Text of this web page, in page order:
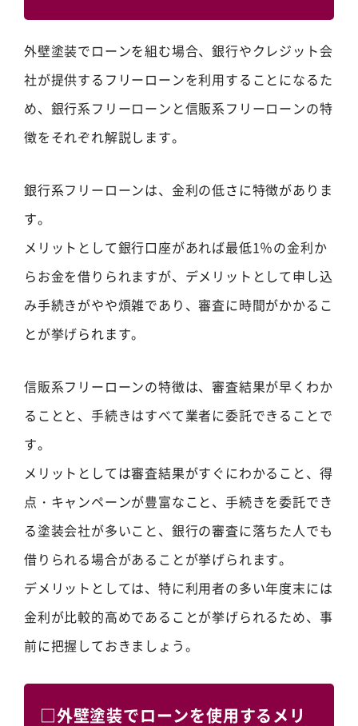
外壁塗装でローンを組む場合、銀行やクレジット会
社が提供するフリーローンを利用することになるた
め、銀行系フリーローンと信販系フリーローンの特
徴をそれぞれ解説します。
銀行系フリーローンは、金利の低さに特徴がありま
す。
メリットとして銀行口座があれば最低1％の金利か
らお金を借りられますが、デメリットとして申し込
み手続きがやや煩雑であり、審査に時間がかかるこ
とが挙げられます。
信販系フリーローンの特徴は、審査結果が早くわか
ることと、手続きはすべて業者に委託できることで
す。
メリットとしては審査結果がすぐにわかること、得
点・キャンペーンが豊富なこと、手続きを委託でき
る塗装会社が多いこと、銀行の審査に落ちた人でも
借りられる場合があることが挙げられます。
デメリットとしては、特に利用者の多い年度末には
金利が比較的高めであることが挙げられるため、事
前に把握しておきましょう。
□外壁塗装でローンを使用するメリ